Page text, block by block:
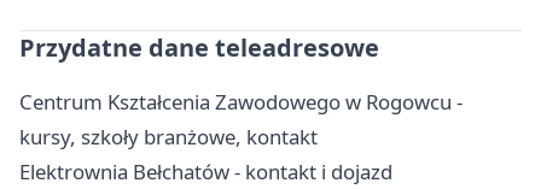
Przydatne dane teleadresowe
Centrum Kształcenia Zawodowego w Rogowcu -
kursy, szkoły branżowe, kontakt
Elektrownia Bełchatów - kontakt i dojazd